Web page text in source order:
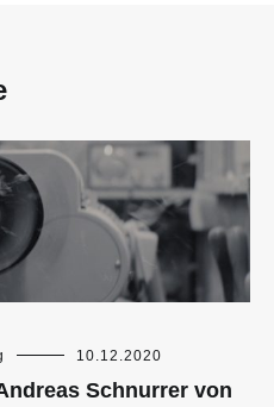
10.12.2020
Schnurrer von